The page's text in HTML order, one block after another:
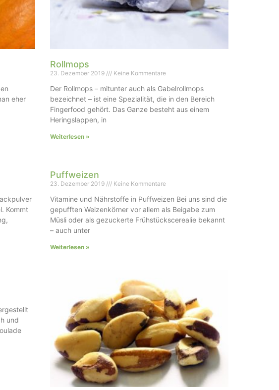
eher
Rollmops
23. Dezember 2019 Keine Kommentare
Der Rollmops – mitunter auch als Gabelrollmops
bezeichnet – ist eine Spezialität, die in den Bereich
Fingerfood gehört. Das Ganze besteht aus einem
Heringslappen, in
Weiterlesen »
Kommt
Puffweizen
23. Dezember 2019 Keine Kommentare
Vitamine und Nährstoffe in Puffweizen Bei uns sind die
gepufften Weizenkörner vor allem als Beigabe zum
Müsli oder als gezuckerte Frühstückscerealie bekannt
– auch unter
Weiterlesen »
und